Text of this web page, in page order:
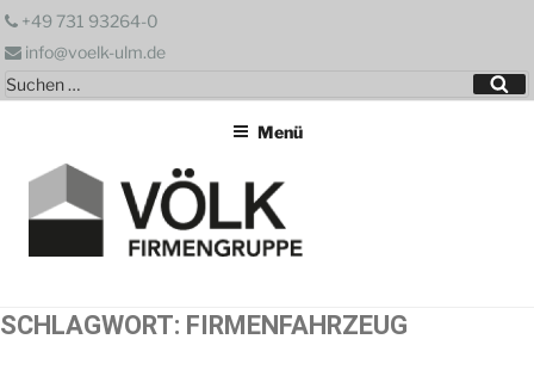
Zum
springen
+49 731 93264-0
info@voelk-ulm.de
Suchen
nach:
Menü
SCHLAGWORT: FIRMENFAHRZEUG